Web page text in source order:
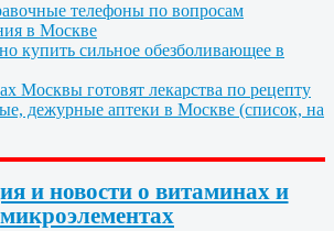
телефоны по вопросам
в Москве
купить сильное обезболивающее в
Москвы готовят лекарства по рецепту
дежурные аптеки в Москве (список, на
и новости о витаминах и
микроэлементах